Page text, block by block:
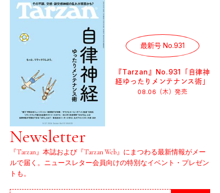
最新号 No.931
『Tarzan』No.931「自律神
経ゆったりメンテナンス術」
08.06（木）発売
Newsletter
『Tarzan』本誌および『Tarzan Web』にまつわる最新情報がメー
ルで届く。ニュースレター会員向けの特別なイベント・プレゼン
トも。